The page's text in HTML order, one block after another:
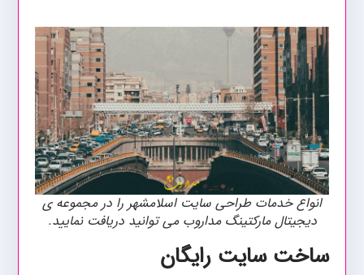
انواع خدمات طراحی سایت اسلامشهر را در مجموعه ی
دیجیتال مارکتینگ مداروب می توانید دریافت نمایید.
ساخت سایت رایگان